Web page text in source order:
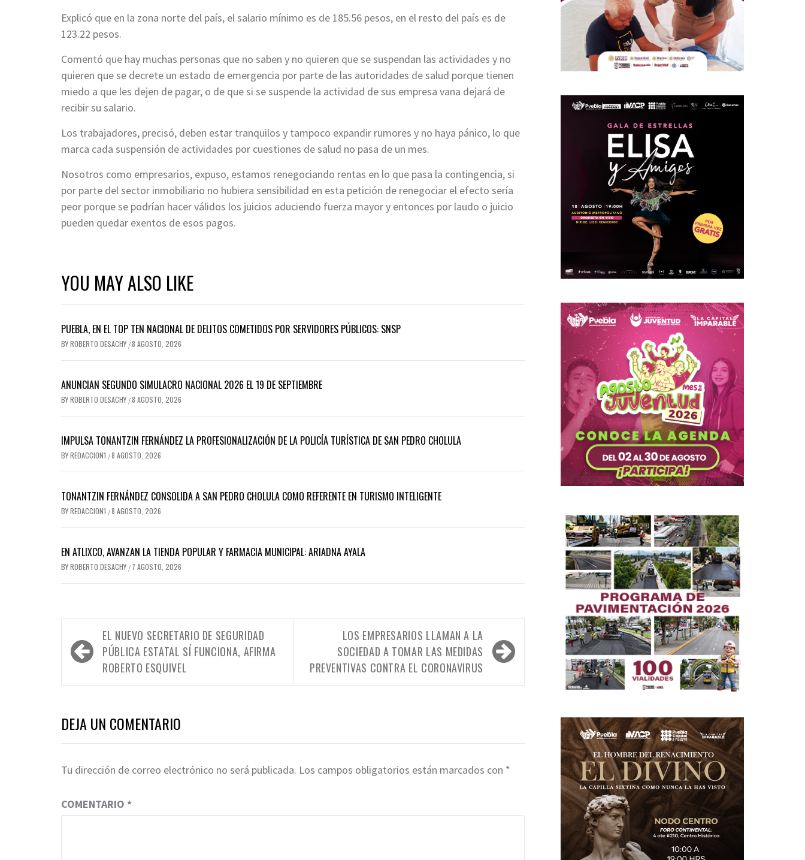
Explicó que en la zona norte del país, el salario mínimo es de 185.56 pesos, en el resto del país es de
123.22 pesos.
Comentó que hay muchas personas que no saben y no quieren que se suspendan las actividades y no
quieren que se decrete un estado de emergencia por parte de las autoridades de salud porque tienen
miedo a que les dejen de pagar, o de que si se suspende la actividad de sus empresa vana dejará de
recibir su salario.
Los trabajadores, precisó, deben estar tranquilos y tampoco expandir rumores y no haya pánico, lo que
marca cada suspensión de actividades por cuestiones de salud no pasa de un mes.
Nosotros como empresarios, expuso, estamos renegociando rentas en lo que pasa la contingencia, si
por parte del sector inmobiliario no hubiera sensibilidad en esta petición de renegociar el efecto sería
peor porque se podrían hacer válidos los juicios aduciendo fuerza mayor y entonces por laudo o juicio
pueden quedar exentos de esos pagos.
YOU MAY ALSO LIKE
PUEBLA, EN EL TOP TEN NACIONAL DE DELITOS COMETIDOS POR SERVIDORES PÚBLICOS: SNSP
BYROBERTO DESACHY /8 AGOSTO, 2026
ANUNCIAN SEGUNDO SIMULACRO NACIONAL 2026 EL 19 DE SEPTIEMBRE
BYROBERTO DESACHY /8 AGOSTO, 2026
IMPULSA TONANTZIN FERNÁNDEZ LA PROFESIONALIZACIÓN DE LA POLICÍA TURÍSTICA DE SAN PEDRO CHOLULA
BYREDACCION1 /8 AGOSTO, 2026
TONANTZIN FERNÁNDEZ CONSOLIDA A SAN PEDRO CHOLULA COMO REFERENTE EN TURISMO INTELIGENTE
BYREDACCION1 /8 AGOSTO, 2026
EN ATLIXCO, AVANZAN LA TIENDA POPULAR Y FARMACIA MUNICIPAL: ARIADNA AYALA
BYROBERTO DESACHY / 7 AGOSTO, 2026
Navegación
de
entradas
EL NUEVO SECRETARIO DE SEGURIDAD
PÚBLICA ESTATAL SÍ FUNCIONA, AFIRMA
ROBERTO ESQUIVEL
LOS EMPRESARIOS LLAMAN A LA
SOCIEDAD A TOMAR LAS MEDIDAS
PREVENTIVAS CONTRA EL CORONAVIRUS
DEJA UN COMENTARIO
Tu dirección de correo electrónico no será publicada. Los campos obligatorios están marcados con *
COMENTARIO *